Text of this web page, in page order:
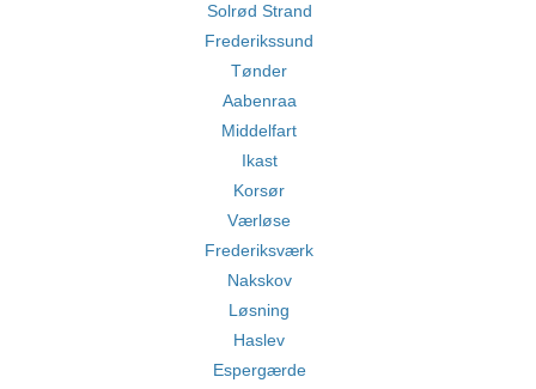
Solrød Strand
Frederikssund
Tønder
Aabenraa
Middelfart
Ikast
Korsør
Værløse
Frederiksværk
Nakskov
Løsning
Haslev
Espergærde